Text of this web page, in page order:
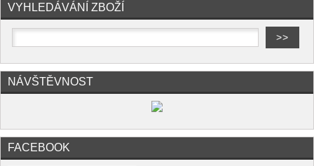
VYHLEDÁVÁNÍ ZBOŽÍ
NÁVŠTĚVNOST
FACEBOOK